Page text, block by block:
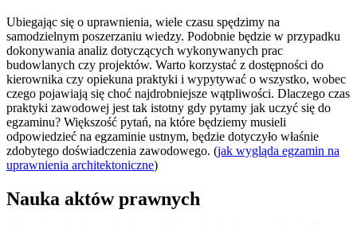
Ubiegając się o uprawnienia, wiele czasu spędzimy na
samodzielnym poszerzaniu wiedzy. Podobnie będzie w przypadku
dokonywania analiz dotyczących wykonywanych prac
budowlanych czy projektów. Warto korzystać z dostępności do
kierownika czy opiekuna praktyki i wypytywać o wszystko, wobec
czego pojawiają się choć najdrobniejsze wątpliwości. Dlaczego czas
praktyki zawodowej jest tak istotny gdy pytamy jak uczyć się do
egzaminu? Większość pytań, na które będziemy musieli
odpowiedzieć na egzaminie ustnym, będzie dotyczyło właśnie
zdobytego doświadczenia zawodowego. (jak wygląda egzamin na
uprawnienia architektoniczne)
Nauka aktów prawnych